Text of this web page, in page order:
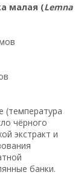
малая (Lemna
(температура
чёрного
экстракт и
банки.